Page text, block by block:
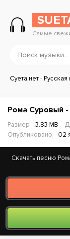
Самые
Суета.нет-Русская
Рома Суровый -
Размер: 3.83 MB
Опубликовано:
02
Скачать песню